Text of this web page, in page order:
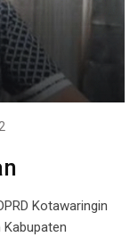
Kotawaringin